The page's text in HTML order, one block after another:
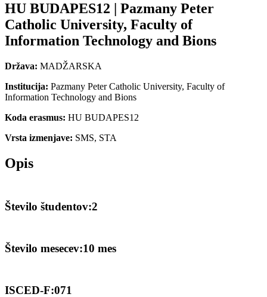
HU BUDAPES12 | Pazmany Peter
Catholic University, Faculty of
Information Technology and Bions
Država: MADŽARSKA
Institucija: Pazmany Peter Catholic University, Faculty of
Information Technology and Bions
Koda erasmus: HU BUDAPES12
Vrsta izmenjave: SMS, STA
Opis
Število študentov:2
Število mesecev:10 mes
ISCED-F:071